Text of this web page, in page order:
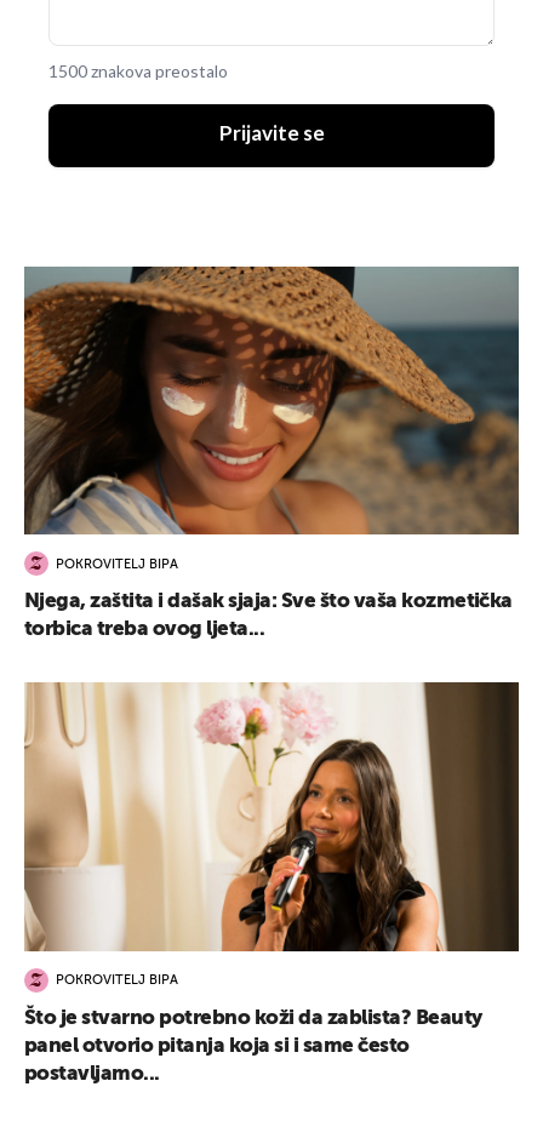
1500 znakova preostalo
Prijavite se
POKROVITELJ BIPA
Njega, zaštita i dašak sjaja: Sve što vaša kozmetička
torbica treba ovog ljeta...
POKROVITELJ BIPA
Što je stvarno potrebno koži da zablista? Beauty
panel otvorio pitanja koja si i same često
postavljamo...